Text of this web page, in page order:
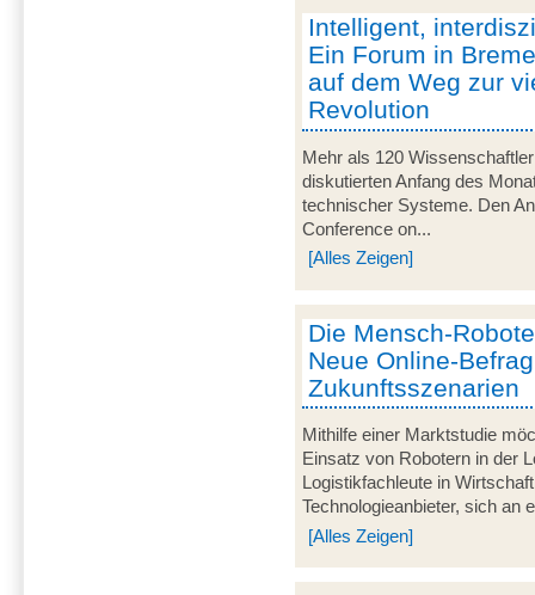
Intelligent,
Ein Forum in
auf dem Weg zur
Revolution
Mehr als 120
diskutierten Anfang des
technischer Systeme. Den
Conference on...
[Alles Zeigen]
Die Mensch-
Neue Online-
Zukunftsszenarien
Mithilfe einer Marktstudie
Einsatz von Robotern in der
Logistikfachleute in
Technologieanbieter, sich an
[Alles Zeigen]